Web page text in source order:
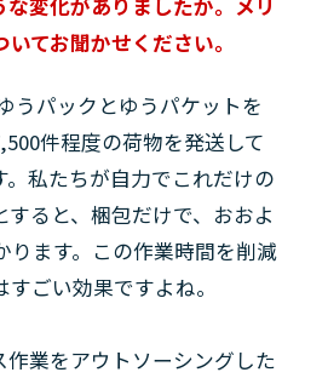
な変化がありましたか。メリ
てお聞かせください。
うパックとゆうパケットを
件程度の荷物を発送して
。私たちが自力でこれだけの
すると、梱包だけで、おおよ
ります。この作業時間を削減
ごい効果ですよね。
作業をアウトソーシングした